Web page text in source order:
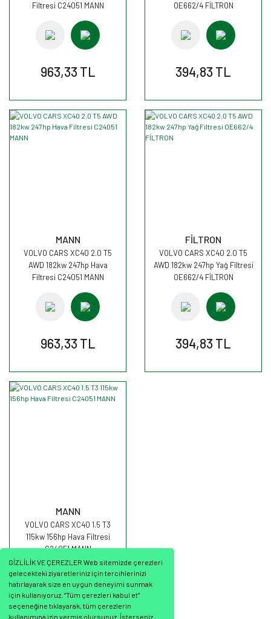
GİZLİLİK VE ÇEREZLER Web sitemizde çerezleri
gelecekteki ziyaretleriniz için tercihlerinizi
hatırlayarak size en uygun deneyimi sunmak
için kullanıyoruz. “Tüm çerezleri kabul et”
seçeneğine tıklayarak, tüm çerezlerin
kullanımına izin vermiş olursunuz. İsterseniz
Filtresi C24051 MANN
963,33 TL
OE662/4 FİLTRON
394,83 TL
MANN
VOLVO CARS XC40 2.0 T5
AWD 182kw 247hp Hava
Filtresi C24051 MANN
963,33 TL
FİLTRON
VOLVO CARS XC40 2.0 T5
AWD 182kw 247hp Yağ Filtresi
OE662/4 FİLTRON
394,83 TL
MANN
VOLVO CARS XC40 1.5 T3
115kw 156hp Hava Filtresi
C24051 MANN
963,33 TL